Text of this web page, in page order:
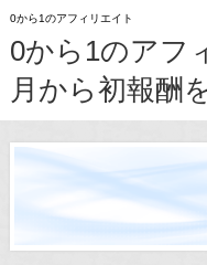
0から1のアフィリエイト
0から1のアフ
月から初報酬